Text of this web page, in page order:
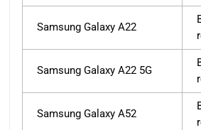
Samsung Galaxy A22
Samsung Galaxy A22 5G
Samsung Galaxy A52